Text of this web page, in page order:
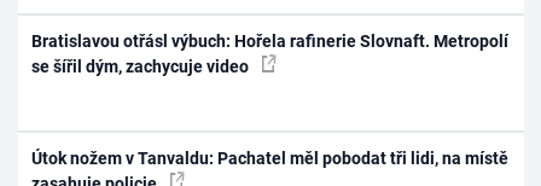
Bratislavou otřásl výbuch: Hořela rafinerie Slovnaft. Metropolí
se šířil dým, zachycuje video
Útok nožem v Tanvaldu: Pachatel měl pobodat tři lidi, na místě